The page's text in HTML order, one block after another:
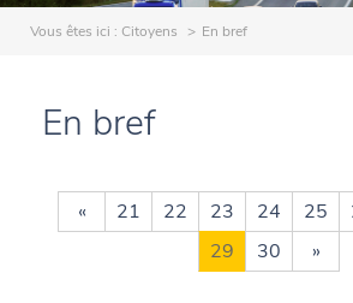
Vous êtes ici : Citoyens En bref
En bref
« 21 22 23 24 25
29
30 »